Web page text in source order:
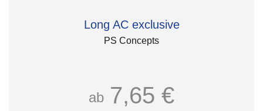
Long AC exclusive
PS Concepts
ab 7,65 €